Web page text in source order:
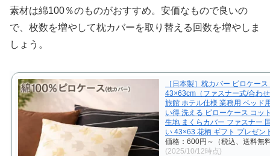
素材は綿100％のものがおすすめ。安価なもので良いの
で、枚数を増やして枕カバーを取り替える回数を増やしま
しょう。
［日本製］枕カバー ピロケー
43×63cm（ファスナー式/合わ
旅館 ホテル仕様 業務用 ベッド
い得 洗える ピローケース コッ
生地 まくらカバー ファスナー
い 43×63 花柄 ギフト プレゼン
価格：600円～（税込、送料無
(2025/10/12時点)